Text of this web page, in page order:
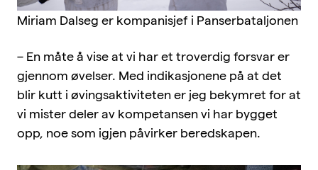
Miriam Dalseg er kompanisjef i Panserbataljonen
– En måte å vise at vi har et troverdig forsvar er
gjennom øvelser. Med indikasjonene på at det
blir kutt i øvingsaktiviteten er jeg bekymret for at
vi mister deler av kompetansen vi har bygget
opp, noe som igjen påvirker beredskapen.